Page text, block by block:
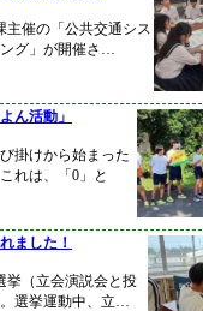
主催の「公共交通シス
グ」が開催さ…
ん活動」
掛けから始まった
れは、「0」と
ました！
挙（立会演説会と投
選挙運動中、立…